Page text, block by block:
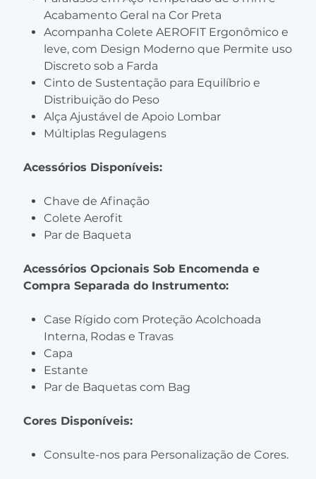
Acabamento Geral na Cor Preta
Acompanha Colete AEROFIT Ergonômico e
leve, com Design Moderno que Permite uso
Discreto sob a Farda
Cinto de Sustentação para Equilíbrio e
Distribuição do Peso
Alça Ajustável de Apoio Lombar
Múltiplas Regulagens
Acessórios Disponíveis:
Chave de Afinação
Colete Aerofit
Par de Baqueta
Acessórios Opcionais Sob Encomenda e
Compra Separada do Instrumento:
Case Rígido com Proteção Acolchoada
Interna, Rodas e Travas
Capa
Estante
Par de Baquetas com Bag
Cores Disponíveis:
Consulte-nos para Personalização de Cores.